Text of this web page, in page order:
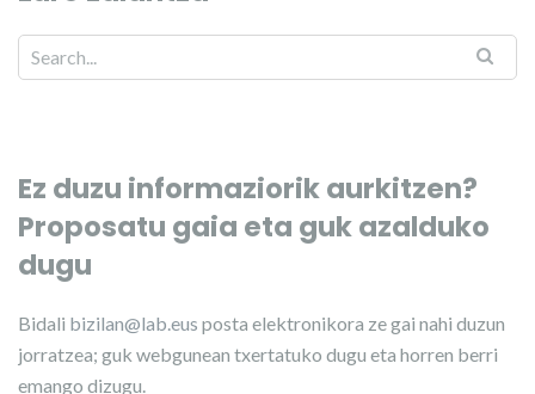
Ez duzu informaziorik aurkitzen?
Proposatu gaia eta guk azalduko
dugu
Bidali bizilan@lab.eus posta elektronikora ze gai nahi duzun
jorratzea; guk webgunean txertatuko dugu eta horren berri
emango dizugu.